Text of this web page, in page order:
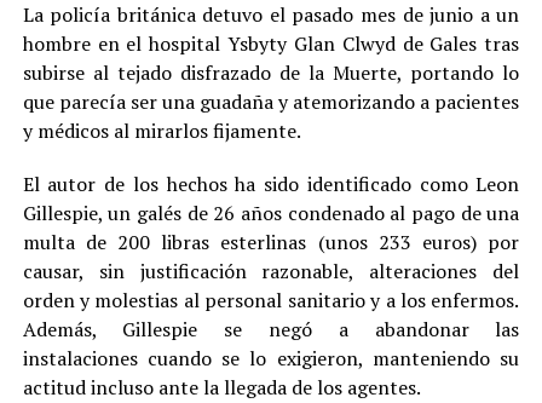
La policía británica detuvo el pasado mes de junio a un
hombre en el hospital Ysbyty Glan Clwyd de Gales tras
subirse al tejado disfrazado de la Muerte, portando lo
que parecía ser una guadaña y atemorizando a pacientes
y médicos al mirarlos fijamente.
El autor de los hechos ha sido identificado como Leon
Gillespie, un galés de 26 años condenado al pago de una
multa de 200 libras esterlinas (unos 233 euros) por
causar, sin justificación razonable, alteraciones del
orden y molestias al personal sanitario y a los enfermos.
Además, Gillespie se negó a abandonar las
instalaciones cuando se lo exigieron, manteniendo su
actitud incluso ante la llegada de los agentes.